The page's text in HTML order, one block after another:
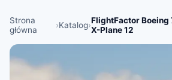
Strona
główna
›Katalog›FlightFactor Boeing
X-Plane 12